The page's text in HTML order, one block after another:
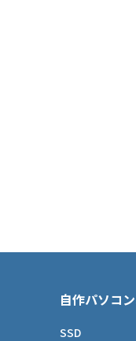
自作パソコ
SSD